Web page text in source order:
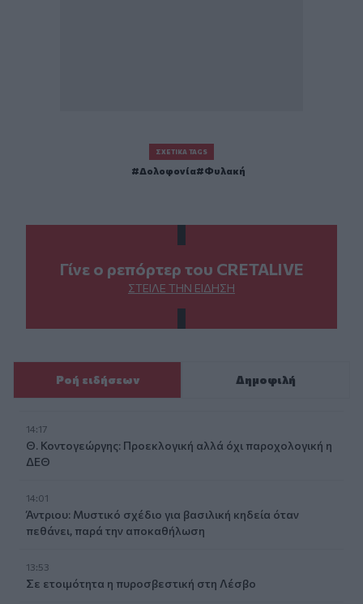
ΣΧΕΤΙΚΆ TAGS
Δολοφονία Φυλακή
Γίνε ο ρεπόρτερ του CRETALIVE
ΣΤΕΊΛΕ ΤΗΝ ΕΊΔΗΣΗ
Ροή ειδήσεων Δημοφιλή
14:17
Θ. Κοντογεώργης: Προεκλογική αλλά όχι παροχολογική η
ΔΕΘ
14:01
Άντριου: Μυστικό σχέδιο για βασιλική κηδεία όταν
πεθάνει, παρά την αποκαθήλωση
13:53
Σε ετοιμότητα η πυροσβεστική στη Λέσβο